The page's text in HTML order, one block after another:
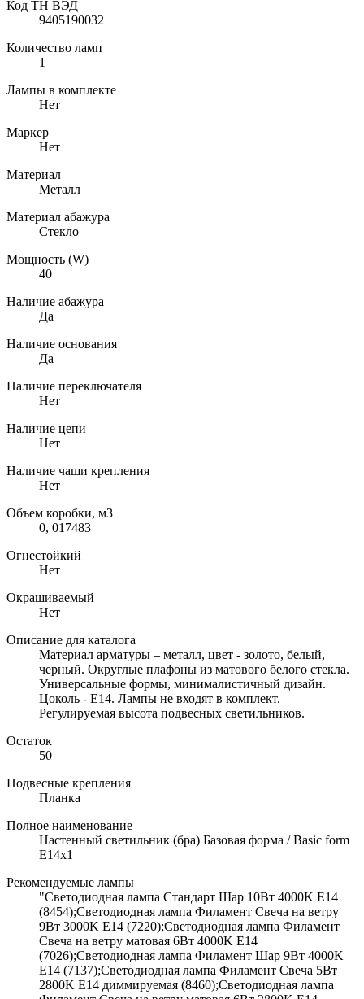
Код ТН ВЭД
9405190032
Количество ламп
1
Лампы в комплекте
Нет
Маркер
Нет
Материал
Металл
Материал абажура
Стекло
Мощность (W)
40
Наличие абажура
Да
Наличие основания
Да
Наличие переключателя
Нет
Наличие цепи
Нет
Наличие чаши крепления
Нет
Объем коробки, м3
0, 017483
Огнестойкий
Нет
Окрашиваемый
Нет
Описание для каталога
Материал арматуры – металл, цвет - золото, белый,
черный. Округлые плафоны из матового белого стекла.
Универсальные формы, минималистичный дизайн.
Цоколь - E14. Лампы не входят в комплект.
Регулируемая высота подвесных светильников.
Остаток
50
Подвесные крепления
Планка
Полное наименование
Настенный светильник (бра) Базовая форма / Basic form
E14х1
Рекомендуемые лампы
"Светодиодная лампа Стандарт Шар 10Вт 4000K E14
(8454);Светодиодная лампа Филамент Свеча на ветру
9Вт 3000K E14 (7220);Светодиодная лампа Филамент
Свеча на ветру матовая 6Вт 4000K E14
(7026);Светодиодная лампа Филамент Шар 9Вт 4000K
E14 (7137);Светодиодная лампа Филамент Свеча 5Вт
2800K E14 диммируемая (8460);Светодиодная лампа